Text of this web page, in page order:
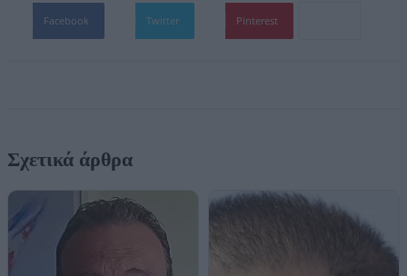
Facebook Twitter Pinterest
Σχετικά άρθρα